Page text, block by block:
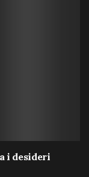
i desideri